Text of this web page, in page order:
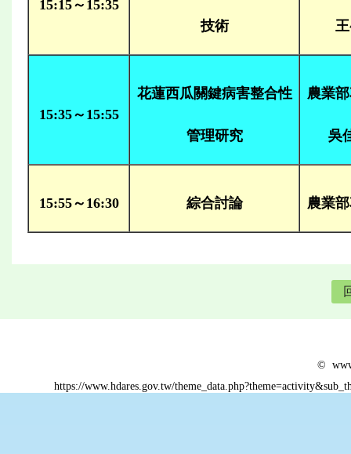
15:15～15:35
技術
15:35～15:55
花蓮西瓜關鍵病害整合性
管理研究
農業
吳
15:55～16:30 綜合討論 農業
©
https://www.hdares.gov.tw/